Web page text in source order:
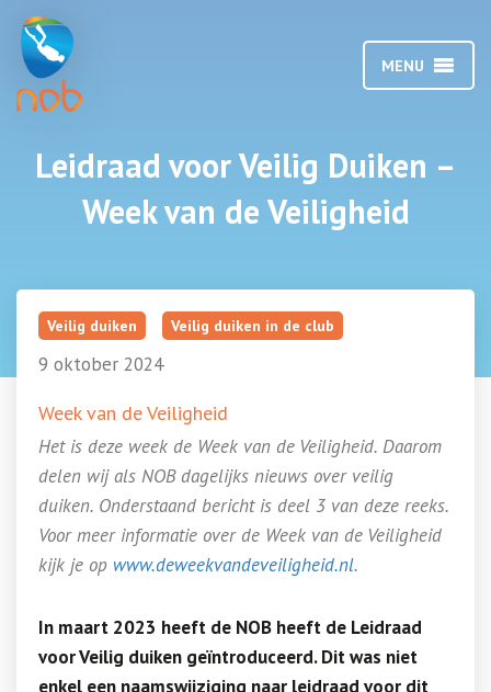
MENU
Leidraad voor Veilig Duiken –
Week van de Veiligheid
Veilig duiken Veilig duiken in de club
9 oktober 2024
Week van de Veiligheid
Het is deze week de Week van de Veiligheid. Daarom
delen wij als NOB dagelijks nieuws over veilig
duiken. Onderstaand bericht is deel 3 van deze reeks.
Voor meer informatie over de Week van de Veiligheid
kijk je op www.deweekvandeveiligheid.nl.
In maart 2023 heeft de NOB heeft de Leidraad
voor Veilig duiken geïntroduceerd. Dit was niet
enkel een naamswijziging naar leidraad voor dit